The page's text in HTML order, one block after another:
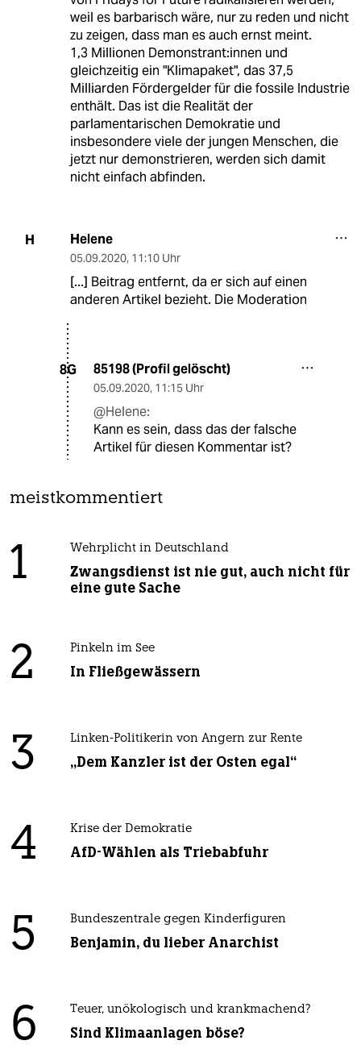
weil es barbarisch wäre, nur zu reden und nicht
zu zeigen, dass man es auch ernst meint.
1,3 Millionen Demonstrant:innen und
gleichzeitig ein "Klimapaket", das 37,5
Milliarden Fördergelder für die fossile Industrie
enthält. Das ist die Realität der
parlamentarischen Demokratie und
insbesondere viele der jungen Menschen, die
jetzt nur demonstrieren, werden sich damit
nicht einfach abfinden.
H Helene
05.09.2020, 11:10 Uhr
[...] Beitrag entfernt, da er sich auf einen
anderen Artikel bezieht. Die Moderation
8G 85198 (Profil gelöscht)
05.09.2020, 11:15 Uhr
@Helene:
Kann es sein, dass das der falsche
Artikel für diesen Kommentar ist?
meistkommentiert
1 Wehrplicht in Deutschland
Zwangsdienst ist nie gut, auch nicht für
eine gute Sache
2 Pinkeln im See
In Fließgewässern
3 Linken-Politikerin von Angern zur Rente
„Dem Kanzler ist der Osten egal“
4 Krise der Demokratie
AfD-Wählen als Triebabfuhr
5 Bundeszentrale gegen Kinderfiguren
Benjamin, du lieber Anarchist
6 Teuer, unökologisch und krankmachend?
Sind Klimaanlagen böse?